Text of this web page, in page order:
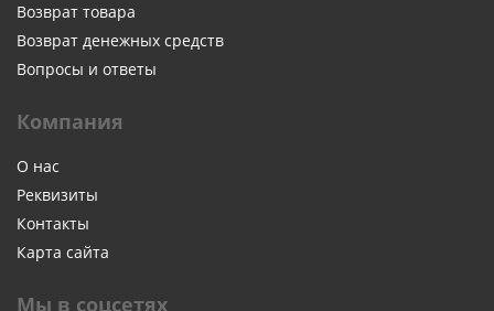
Возврат товара
Возврат денежных средств
Вопросы и ответы
Компания
О нас
Реквизиты
Контакты
Карта сайта
Мы в соцсетях